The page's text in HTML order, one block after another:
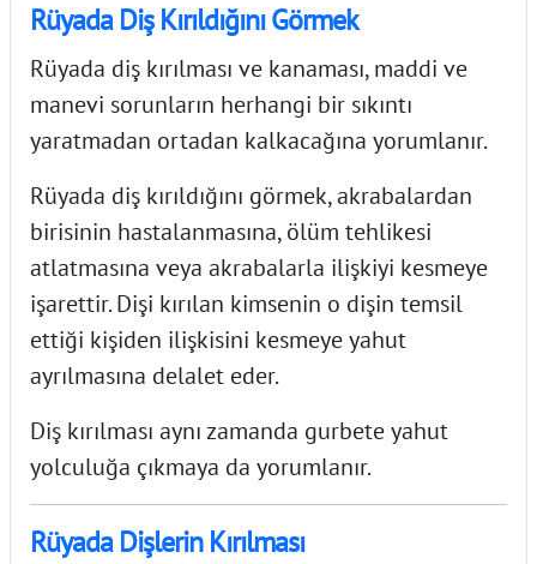
Rüyada Diş Kırıldığını Görmek
Rüyada diş kırılması ve kanaması, maddi ve
manevi sorunların herhangi bir sıkıntı
yaratmadan ortadan kalkacağına yorumlanır.
Rüyada diş kırıldığını görmek,akrabalardan
birisinin hastalanmasına, ölüm tehlikesi
atlatmasına veya akrabalarla ilişkiyi kesmeye
işarettir. Dişi kırılan kimsenin o dişin temsil
ettiği kişiden ilişkisini kesmeye yahut
ayrılmasına delalet eder.
Diş kırılması aynı zamanda gurbete yahut
yolculuğa çıkmaya da yorumlanır.
Rüyada Dişlerin Kırılması